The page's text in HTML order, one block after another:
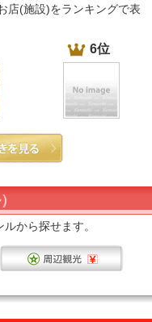
店(施設)をランキングで表
6位
から探せます。